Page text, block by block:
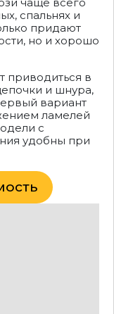
спальнях и
придают
но и хорошо
приводиться в
и шнура,
вариант
ламелей
с
удобны при